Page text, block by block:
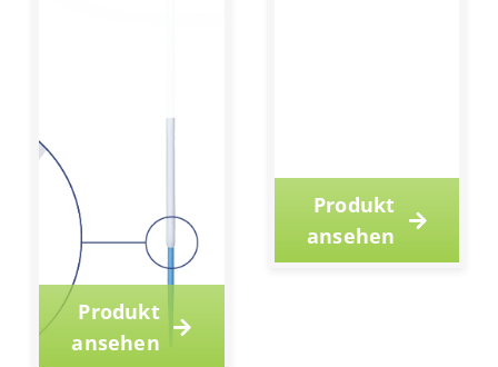
Produkt
ansehen
Produkt
ansehen